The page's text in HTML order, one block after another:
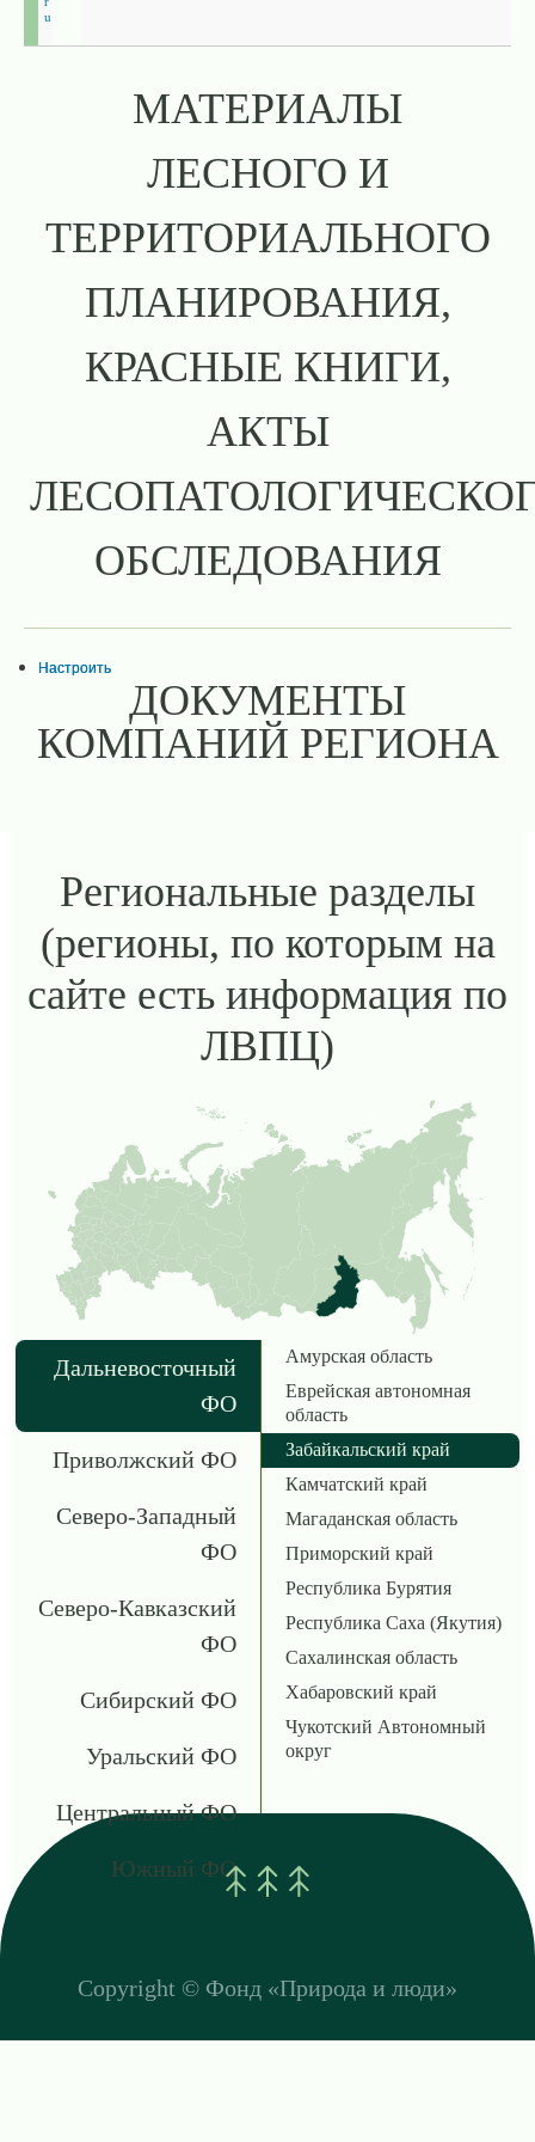
u
МАТЕРИАЛЫ
ЛЕСНОГО И
ТЕРРИТОРИАЛЬНОГО
ПЛАНИРОВАНИЯ,
КРАСНЫЕ КНИГИ,
АКТЫ
ОБСЛЕДОВАНИЯ
Настроить
ДОКУМЕНТЫ
КОМПАНИЙ РЕГИОНА
Региональные разделы
(регионы, по которым на
сайте есть информация по
ЛВПЦ)
Дальневосточный
ФО
Приволжский ФО
Северо-Западный
ФО
Северо-Кавказский
ФО
Сибирский ФО
Уральский ФО
Центральный ФО
Южный ФО
Амурская область
Еврейская автономная
область
Забайкальский край
Камчатский край
Магаданская область
Приморский край
Республика Бурятия
Республика Саха (Якутия)
Сахалинская область
Хабаровский край
Чукотский Автономный
округ
Copyright © Фонд «Природа и люди»